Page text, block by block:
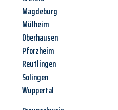
Magdeburg
Mülheim
Oberhausen
Pforzheim
Reutlingen
Solingen
Wuppertal